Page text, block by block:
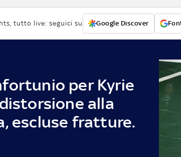
tutto live: seguici su Google Discover
per Kyrie
alla
escluse fratture.